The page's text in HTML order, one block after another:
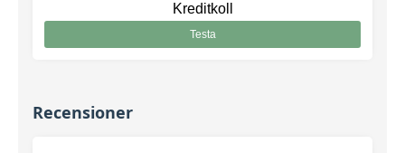
Kreditkoll
Testa
Recensioner